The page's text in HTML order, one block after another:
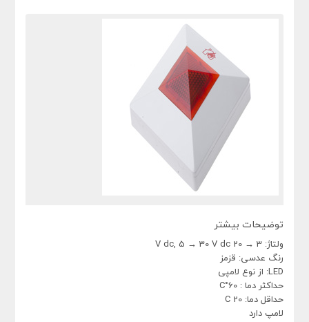
توضیحات بیشتر
ولتاژ: 3 → 20 V dc, 5 → 30 V dc
رنگ عدسی: قزمز
LED: از نوع لامپی
حداکثر دما : 60°C
حداقل دما: 20 C
لامپ دارد